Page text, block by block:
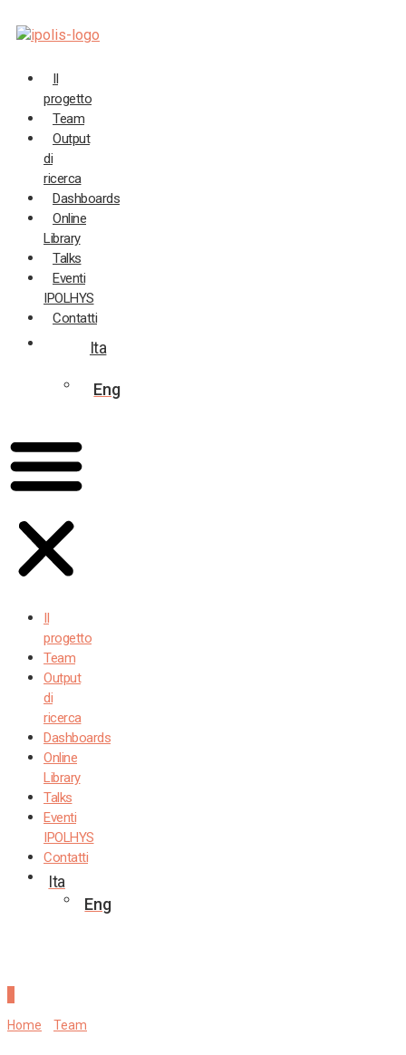
al
Il
progetto
Team
Output
di
ricerca
Dashboards
Online
Library
Talks
Eventi
IPOLHYS
Contatti
Ita
Eng
Il
progetto
Team
Output
di
ricerca
Dashboards
Online
Library
Talks
Eventi
IPOLHYS
Contatti
Ita
Eng
Home Team